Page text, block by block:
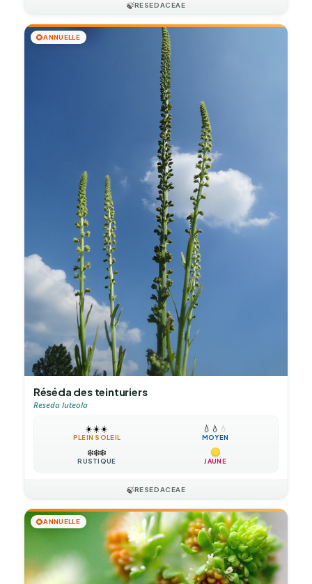
🍃RESEDACEAE
🌻ANNUELLE
Réséda des teinturiers
Reseda luteola
☀️☀️☀️
PLEIN SOLEIL
💧 💧 💧
MOYEN
❄️❄️❄️
RUSTIQUE JAUNE
🍃RESEDACEAE
🌻ANNUELLE